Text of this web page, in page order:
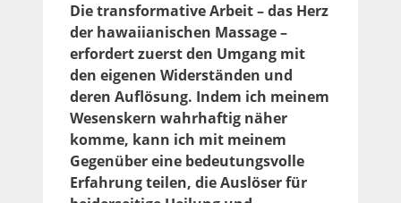
Die transformative Arbeit – das Herz
der hawaiianischen Massage –
erfordert zuerst den Umgang mit
den eigenen Widerständen und
deren Auflösung. Indem ich meinem
Wesenskern wahrhaftig näher
komme, kann ich mit meinem
Gegenüber eine bedeutungsvolle
Erfahrung teilen, die Auslöser für